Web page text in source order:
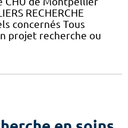
RECHERCHE
concernés Tous
projet recherche ou